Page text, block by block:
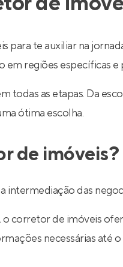
para te auxiliar na
regiões específicas
todas as etapas. Da
ótima escolha.
de imóveis?
intermediação das
corretor de imóveis
necessárias até